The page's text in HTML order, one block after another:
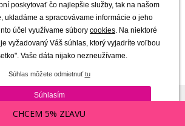
z 54ZORADIŤ PODĽA
neradiť
najnovšie
abecedne A-Z
abecedne Z-A
od najlacnejšie
Zobraziť ďalšie
1 2 »
Newsletter
poskytovať čo najlepšie služby, tak na našom
ukladáme a spracovávame informácie o jeho
účel využívame súbory cookies. Na niektoré
vyžadovaný Váš súhlas, ktorý vyjadríte voľbou
Vaše dáta nijako nezneužívame.
Súhlas môžete odmietnuťtu
Súhlasím
CHCEM 5% ZĽAVU